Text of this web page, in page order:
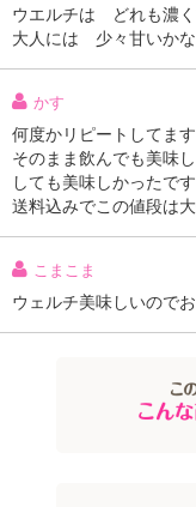
ウエルチは どれも濃
大人には 少々甘いか
かす
何度かリピートしてます
そのまま飲んでも美味
しても美味しかったです
送料込みでこの値段は
こまこま
ウェルチ美味しいのでお